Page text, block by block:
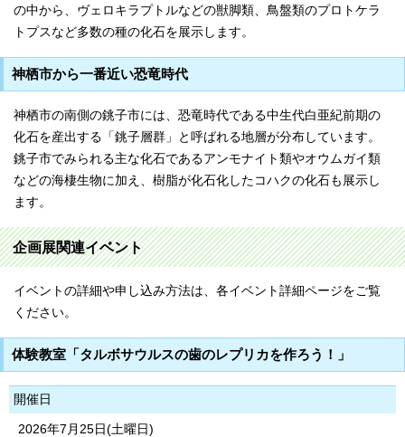
の中から、ヴェロキラプトルなどの獣脚類、鳥盤類のプロトケラ
トプスなど多数の種の化石を展示します。
神栖市から一番近い恐竜時代
神栖市の南側の銚子市には、恐竜時代である中生代白亜紀前期の
化石を産出する「銚子層群」と呼ばれる地層が分布しています。
銚子市でみられる主な化石であるアンモナイト類やオウムガイ類
などの海棲生物に加え、樹脂が化石化したコハクの化石も展示し
ます。
企画展関連イベント
イベントの詳細や申し込み方法は、各イベント詳細ページをご覧
ください。
体験教室「タルボサウルスの歯のレプリカを作ろう！」
開催日
2026年7月25日(土曜日)